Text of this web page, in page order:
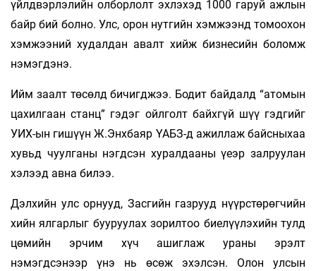
үйлдвэрлэлийн олборлолт эхлэхэд 1000 гаруй ажлын
байр бий болно. Улс, орон нутгийн хэмжээнд томоохон
хэмжээний худалдан авалт хийж бизнесийн боломж
нэмэгдэнэ.
Ийм заалт төсөлд бичигджээ. Бодит байдалд “атомын
цахилгаан станц” гэдэг ойлголт байхгүй шүү гэдгийг
УИХ-ын гишүүн Ж.Энхбаяр ҮАБЗ-д ажиллаж байсныхаа
хувьд чуулганы нэгдсэн хуралдааны үеэр залруулан
хэлээд авна билээ.
Дэлхийн улс орнууд, Засгийн газрууд нүүрстөрөгчийн
хийн ялгарлыг бууруулах зорилтоо биелүүлэхийн тулд
цөмийн эрчим хүч ашиглаж ураны эрэлт
нэмэгдсэнээр үнэ нь өсөж эхэлсэн. Олон улсын